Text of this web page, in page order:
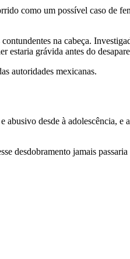
como um possível caso de
na cabeça.
estaria grávida antes do
autoridades mexicanas.
desde à adolescência, e
desdobramento jamais passaria